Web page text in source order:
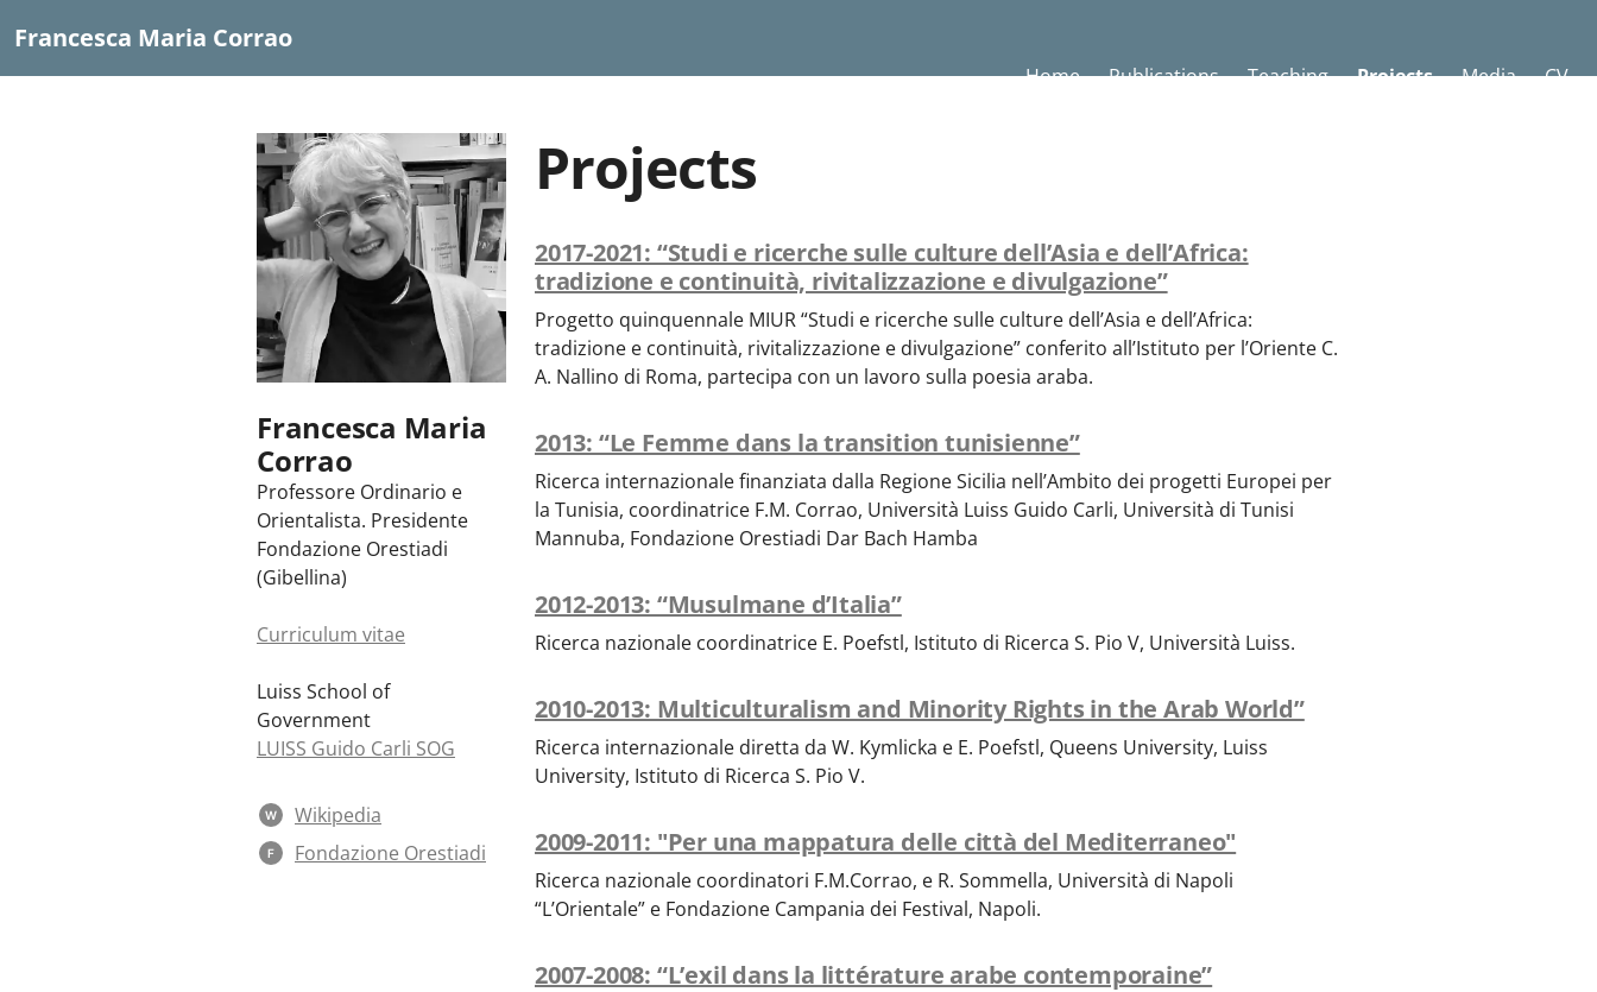
Francesca Maria Corrao
Home Publications Teaching Projects Media CV
Francesca Maria
Corrao
Professore Ordinario e
Orientalista. Presidente
Fondazione Orestiadi
(Gibellina)
Curriculum vitae
Luiss School of
Government
LUISS Guido Carli SOG
W Wikipedia
F Fondazione Orestiadi
Projects
2017-2021: “Studi e ricerche sulle culture dell’Asia e dell’Africa:
tradizione e continuità, rivitalizzazione e divulgazione”
Progetto quinquennale MIUR “Studi e ricerche sulle culture dell’Asia e dell’Africa:
tradizione e continuità, rivitalizzazione e divulgazione” conferito all’Istituto per l’Oriente C.
A. Nallino di Roma, partecipa con un lavoro sulla poesia araba.
2013: “Le Femme dans la transition tunisienne”
Ricerca internazionale finanziata dalla Regione Sicilia nell’Ambito dei progetti Europei per
la Tunisia, coordinatrice F.M. Corrao, Università Luiss Guido Carli, Università di Tunisi
Mannuba, Fondazione Orestiadi Dar Bach Hamba
2012-2013: “Musulmane d’Italia”
Ricerca nazionale coordinatrice E. Poefstl, Istituto di Ricerca S. Pio V, Università Luiss.
2010-2013: Multiculturalism and Minority Rights in the Arab World”
Ricerca internazionale diretta da W. Kymlicka e E. Poefstl, Queens University, Luiss
University, Istituto di Ricerca S. Pio V.
2009-2011: "Per una mappatura delle città del Mediterraneo"
Ricerca nazionale coordinatori F.M.Corrao, e R. Sommella, Università di Napoli
“L’Orientale” e Fondazione Campania dei Festival, Napoli.
2007-2008: “L’exil dans la littérature arabe contemporaine”